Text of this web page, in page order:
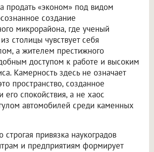
продать «эконом» под видом
создание
микрорайона, где ученый
столицы чувствует себя
а жителем престижного
доступом к работе и высоким
Камерность здесь не означает
пространство, созданное
его спокойствия, а не хаос
автомобилей среди каменных
строгая привязка наукоградов
и предприятиям формирует